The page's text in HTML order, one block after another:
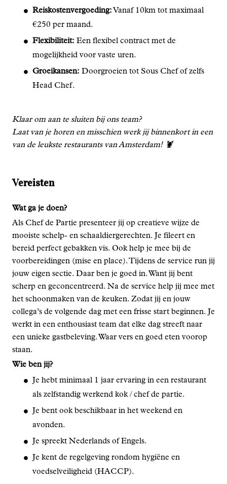
Reiskostenvergoeding: Vanaf 10km tot maximaal
€250 per maand.
Flexibiliteit: Een flexibel contract met de
mogelijkheid voor vaste uren.
Groeikansen: Doorgroeien tot Sous Chef of zelfs
Head Chef.
Klaar om aan te sluiten bij ons team?
Laat van je horen en misschien werk jij binnenkort in een
van de leukste restaurants van Amsterdam! 🦞
Vereisten
Wat ga je doen?
Als Chef de Partie presenteer jij op creatieve wijze de
mooiste schelp- en schaaldiergerechten. Je fileert en
bereid perfect gebakken vis. Ook help je mee bij de
voorbereidingen (mise en place). Tijdens de service run jij
jouw eigen sectie. Daar ben je goed in. Want jij bent
scherp en geconcentreerd. Na de service help jij mee met
het schoonmaken van de keuken. Zodat jij en jouw
collega’s de volgende dag met een frisse start beginnen. Je
werkt in een enthousiast team dat elke dag streeft naar
een unieke gastbeleving. Waar vers en goed eten voorop
staan.
Wie ben jij?
Je hebt minimaal 1 jaar ervaring in een restaurant
als zelfstandig werkend kok / chef de partie.
Je bent ook beschikbaar in het weekend en
avonden.
Je spreekt Nederlands of Engels.
Je kent de regelgeving rondom hygiëne en
voedselveiligheid (HACCP).